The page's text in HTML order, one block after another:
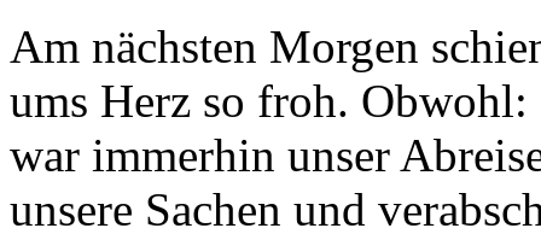
Am nächsten Morgen
ums Herz so froh.
war immerhin unser
unsere Sachen und